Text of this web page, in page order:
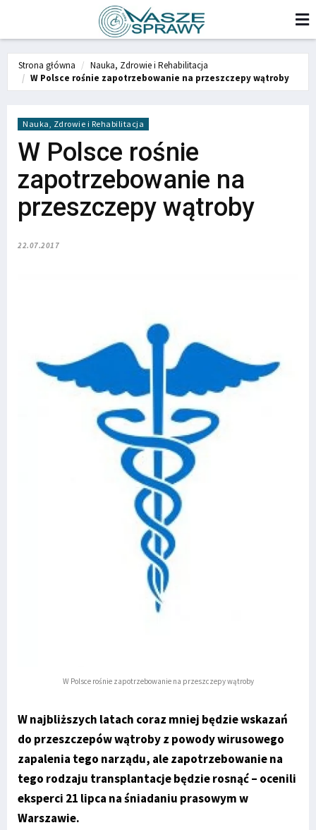
Strona główna
Nauka, Zdrowie i Rehabilitacja
W Polsce rośnie zapotrzebowanie na przeszczepy wątroby
Nauka, Zdrowie i Rehabilitacja
W Polsce rośnie
zapotrzebowanie na
przeszczepy wątroby
22.07.2017
W Polsce rośnie zapotrzebowanie na przeszczepy wątroby
W najbliższych latach coraz mniej będzie wskazań
do przeszczepów wątroby z powody wirusowego
zapalenia tego narządu, ale zapotrzebowanie na
tego rodzaju transplantacje będzie rosnąć – ocenili
eksperci 21 lipca na śniadaniu prasowym w
Warszawie.